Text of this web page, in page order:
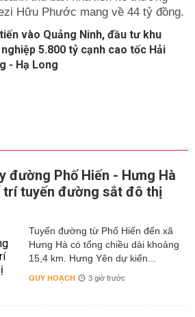
Hữu Phước mang về 44 tỷ đồng.
vào Quảng Ninh, đầu tư khu
5.800 tỷ cạnh cao tốc Hải
- Hạ Long
đường Phố Hiến - Hưng Hà
trí tuyến đường sắt đô thị
Tuyến đường từ Phố Hiến đến xã
Hưng Hà có tổng chiều dài khoảng
15,4 km. Hưng Yên dự kiến...
QUY HOẠCH 3 giờ trước